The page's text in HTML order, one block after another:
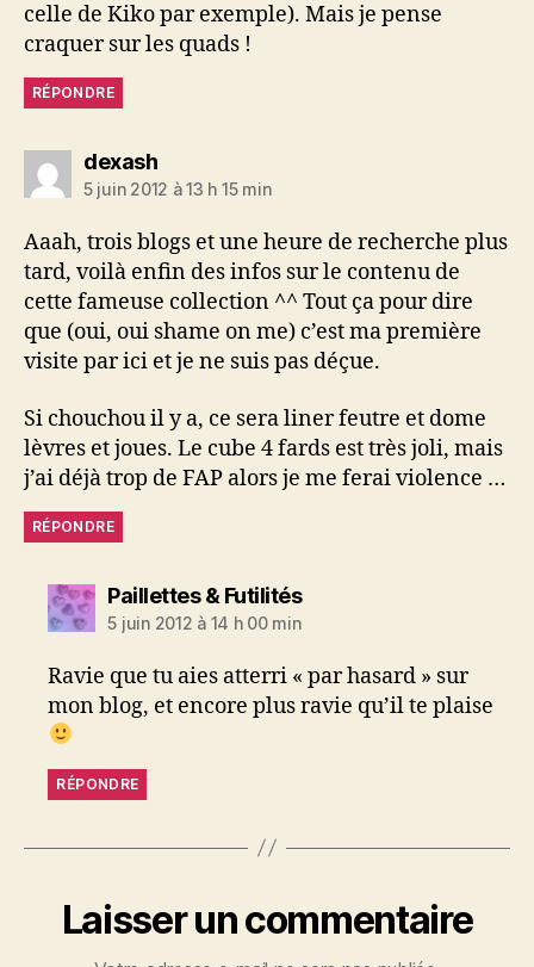
celle de Kiko par exemple). Mais je pense
craquer sur les quads !
RÉPONDRE
dexashdit :
5 juin 2012 à 13 h 15 min
Aaah, trois blogs et une heure de recherche plus
tard, voilà enfin des infos sur le contenu de
cette fameuse collection ^^ Tout ça pour dire
que (oui, oui shame on me) c’est ma première
visite par ici et je ne suis pas déçue.
Si chouchou il y a, ce sera liner feutre et dome
lèvres et joues. Le cube 4 fards est très joli, mais
j’ai déjà trop de FAP alors je me ferai violence …
RÉPONDRE
Paillettes & Futilitésdit :
5 juin 2012 à 14 h 00 min
Ravie que tu aies atterri « par hasard » sur
mon blog, et encore plus ravie qu’il te plaise
RÉPONDRE
Laisser un commentaire